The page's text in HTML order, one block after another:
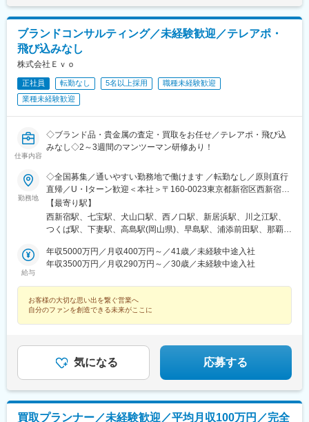
東野尻駅、ハーモニーホール駅、遠賀川駅、行橋駅、糸島高校前
駅、保原駅、会津若松駅、原ノ町駅、山陽網干駅、三木駅(神戸電
鉄線)、南小樽駅、稲積公園駅、苫小牧駅、和歌山港駅、淀屋橋
駅、大山駅(東京都)、モレラ岐阜駅、千歳駅(北海道)、卸町駅(宮城
県)、伏屋駅、吉塚駅、伊予三島駅、友部駅、花崎駅、偕楽園駅、
守谷駅、ゆめみ野駅、北春日部駅、上星川駅、善行駅、三崎口
駅、内宿駅、柏の葉キャンパス駅、岩瀬駅、古河駅、鶴瀬駅、東
武動物公園駅、上板橋駅、本厚木駅、亀戸水神駅、東千葉駅、高
田駅(神奈川県)、向ケ丘遊園駅、北山田駅(神奈川県)、西武柳沢
駅、川和町駅、雀宮駅、岡本駅(栃木県)、木更津駅、北松戸駅、武
里駅、栗橋駅、樅山駅、湯河原駅、松戸駅、東富岡駅、新鹿沼
駅、楡木駅、原木中山駅、東林間駅、東武宇都宮駅、秩父駅、小
駅、新守谷駅、流山おおたかの森駅、南柏駅、明大前駅、塚原
駅、瀬谷駅、北茅ケ崎駅、千葉ニュータウン中央駅、柏駅、西小
泉駅、公津の杜駅、八街駅、茂原駅、牛浜駅、藤沢駅、雑色駅、
西立川駅、北八王子駅、三鷹駅、曳舟駅、西葛西駅、逗子駅、宮
崎台駅、並木北駅、古淵駅、矢板駅、北真岡駅、伊勢原駅、淵野
港駅(大阪モノレール)、狛江駅、芳賀台駅、学園前駅(奈良県)、上
保原駅、肥後橋駅、下板橋駅、登戸駅、東伏見駅、下総中山駅、
山陽女学園前駅、球場前駅(高知県)、大江橋駅、宇都宮駅東口駅
ブランドコンサルティング／未経験歓迎／テレアポ・
飛び込みなし
株式会社Ｅｖｏ
正社員 転勤なし 5名以上採用
職種未経験歓迎
業種未経験歓迎
仕事内容
◇ブランド品・貴金属の査定・買取をお任せ／テレアポ・飛び込
みなし◇2～3週間のマンツーマン研修あり！
勤務地
◇全国募集／通いやすい勤務地で働けます ／転勤なし／原則直行
直帰／U・Iターン歓迎＜本社＞〒160-0023東京都新宿区西新宿五
丁目1番1号 住友不動産新宿ファーストタワー3階※転居を伴う転
勤はありません。■その他勤務地・都内23区、関東のプロジェク
ト先やご希望の全国
【最寄り駅】
西新宿駅、七宝駅、犬山口駅、西ノ口駅、新居浜駅、川之江駅、
つくば駅、下妻駅、高島駅(岡山県)、早島駅、浦添前田駅、那覇空
くりこま高原駅、長町一丁目駅、宇治駅(奈良線)、久津川駅、山城
青谷駅、天ケ瀬駅、有佐駅、吉井駅(群馬県)、前橋大島駅、広駅、
駅(三重県)、三瀬谷駅、南鳥海駅、鶴岡駅、赤湯駅、奈古駅、日野
駅(滋賀県)、堅田駅、近江長岡駅、十文字駅、扇田駅、三ツ境駅、
公園駅、蛍池駅、津久見駅、松浦駅、石橋駅(長崎県)、上田駅、小
作駅、和泉多摩川駅、井荻駅、阿波山川駅、石井駅(徳島県)、南小
松島駅、ゆいの杜東駅、高久駅、五位堂駅、富雄駅、西加積駅、
東野尻駅、ハーモニーホール駅、遠賀川駅、行橋駅、糸島高校前
駅、保原駅、会津若松駅、原ノ町駅、山陽網干駅、三木駅(神戸電
鉄線)、南小樽駅、稲積公園駅、苫小牧駅、和歌山港駅、淀屋橋
給与
年収5000万円／月収400万円～／41歳／未経験中途入社
年収3500万円／月収290万円～／30歳／未経験中途入社
お客様の大切な思い出を繋ぐ営業へ
自分のファンを創造できる未来がここに
気になる 応募する
買取プランナー／未経験歓迎／平均月収100万円／完全